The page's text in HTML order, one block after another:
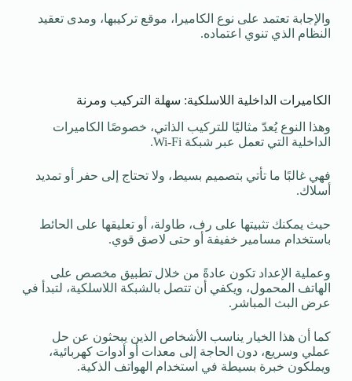
والإجابة تعتمد على نوع الكاميرا، موقع تركيبها، ومدى تعقيد
النظام الذي تنوي اعتماده.
الكاميرات الداخلية اللاسلكية: سهلة التركيب ومرنة
وهذا النوع يُعدّ مثاليًا للتركيب الذاتي، خصوصًا الكاميرات
الداخلية التي تعمل عبر شبكة Wi-Fi.
فهي غالبًا ما تأتي بتصميم بسيط، ولا تحتاج إلى حفر أو تمديد
أسلاك.
حيث يمكنك تثبيتها على رف، طاولة، أو تعليقها على الحائط
باستخدام مسامير خفيفة أو حتى لاصق قوي.
وعملية الإعداد تكون عادةً من خلال تطبيق مخصص على
الهاتف المحمول، ويكفي أن تتصل بالشبكة اللاسلكية، لتبدأ في
عرض البث المباشر.
كما أن هذا الخيار يناسب الأشخاص الذين يبحثون عن حل
عملي وسريع، دون الحاجة إلى معدات أو أدوات كهربائية،
ويملكون خبرة بسيطة في استخدام الهواتف الذكية.